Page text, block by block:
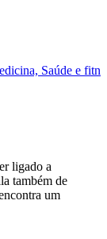
Saúde e
ligado a
também de
um